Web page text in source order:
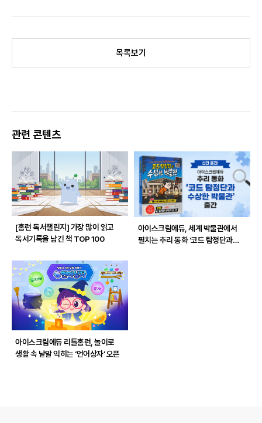
목록보기
관련 콘텐츠
[홈런 독서챌린지]가장 많이 읽고
독서기록을 남긴 책 TOP 100
아이스크림에듀, 세계 박물관에서
펼치는 추리 동화 ‘코드 탐정단과
아이스크림에듀 리틀홈런, 놀이로
생활 속 낱말 익히는 ‘언어상자’ 오픈